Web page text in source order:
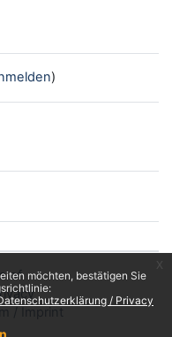
möchten, bestätigen Sie
/ Privacy
)
of
/ Imprint